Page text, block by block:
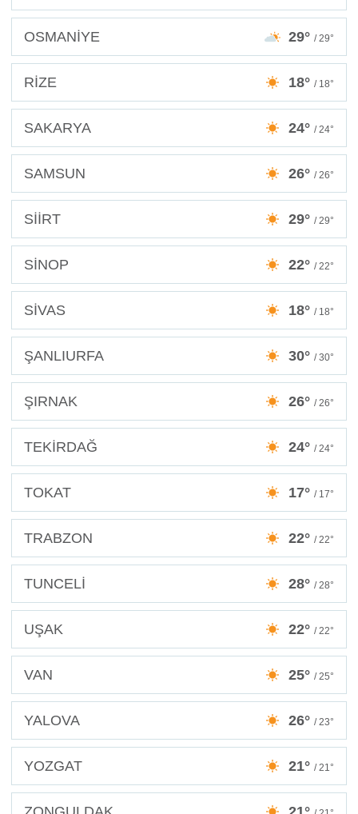
OSMANİYE 29° / 29°
RİZE 18° / 18°
SAKARYA 24° / 24°
SAMSUN 26° / 26°
SİİRT 29° / 29°
SİNOP 22° / 22°
SİVAS 18° / 18°
ŞANLIURFA 30° / 30°
ŞIRNAK 26° / 26°
TEKİRDAĞ 24° / 24°
TOKAT 17° / 17°
TRABZON 22° / 22°
TUNCELİ 28° / 28°
UŞAK 22° / 22°
VAN 25° / 25°
YALOVA 26° / 23°
YOZGAT 21° / 21°